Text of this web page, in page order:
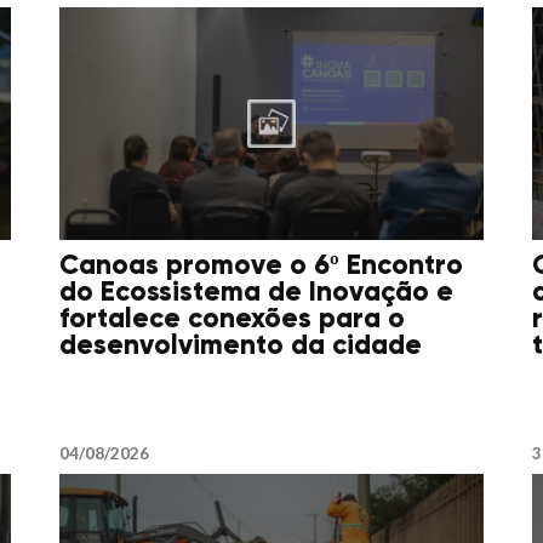
Canoas promove o 6º Encontro
do Ecossistema de Inovação e
fortalece conexões para o
desenvolvimento da cidade
04/08/2026